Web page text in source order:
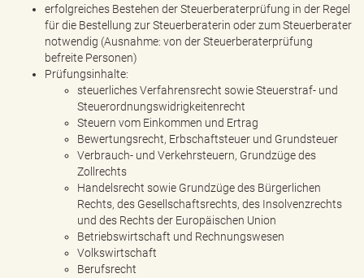
erfolgreiches Bestehen der Steuerberaterprüfung in der Regel
für die Bestellung zur Steuerberaterin oder zum Steuerberater
notwendig (Ausnahme: von der Steuerberaterprüfung
befreite Personen)
Prüfungsinhalte:
steuerliches Verfahrensrecht sowie Steuerstraf- und
Steuerordnungswidrigkeitenrecht
Steuern vom Einkommen und Ertrag
Bewertungsrecht, Erbschaftsteuer und Grundsteuer
Verbrauch- und Verkehrsteuern, Grundzüge des
Zollrechts
Handelsrecht sowie Grundzüge des Bürgerlichen
Rechts, des Gesellschaftsrechts, des Insolvenzrechts
und des Rechts der Europäischen Union
Betriebswirtschaft und Rechnungswesen
Volkswirtschaft
Berufsrecht